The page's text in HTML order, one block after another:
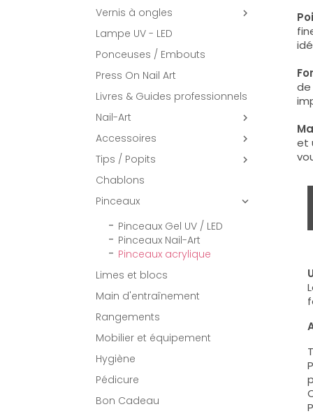
Vernis à ongles

Lampe UV - LED
Ponceuses / Embouts
Press On Nail Art
Livres & Guides professionnels
Nail-Art

Accessoires 
Tips / Popits 
Chablons
Pinceaux

Pinceaux Gel UV / LED
Pinceaux Nail-Art
Pinceaux acrylique
Limes et blocs
Main d'entraînement
Rangements
Mobilier et équipement
Hygiène
Pédicure
Bon Cadeau
de
et